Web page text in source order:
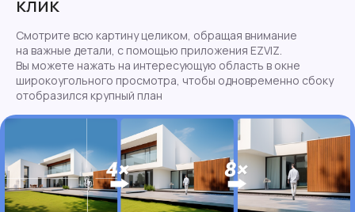
Смотрите всю картину целиком, обращая внимание
на важные детали, с помощью приложения EZVIZ.
Вы можете нажать на интересующую область в окне
широкоугольного просмотра, чтобы одновременно сбоку
отобразился крупный план
8 (487) 233-82-32